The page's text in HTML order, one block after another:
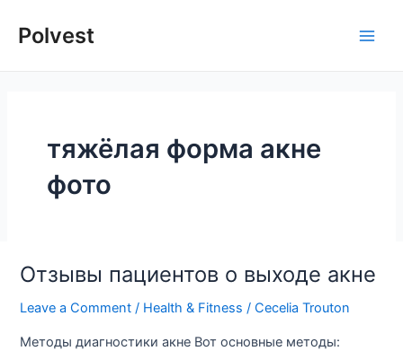
Polvest
тяжёлая форма акне
фото
Отзывы пациентов о выходе акне
Leave a Comment / Health & Fitness /Cecelia Trouton
Методы диагностики акне Вот основные методы: